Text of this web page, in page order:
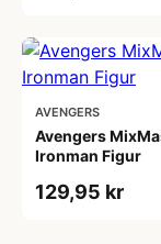
AVENGERS
Avengers
Ironman Figur
129,95 kr